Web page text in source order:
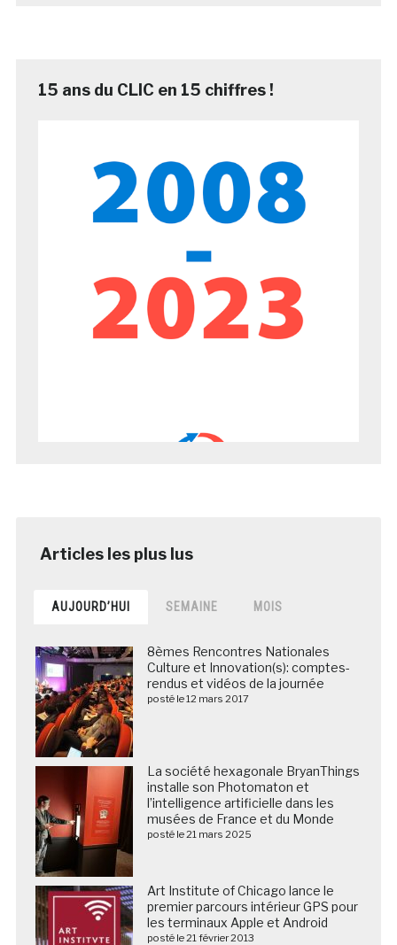
15 ans du CLIC en 15 chiffres !
AUJOURD’HUI SEMAINE MOIS
8èmes Rencontres Nationales
Culture et Innovation(s): comptes-
rendus et vidéos de la journée
posté le 12 mars 2017
La société hexagonale BryanThings
installe son Photomaton et
l’intelligence artificielle dans les
musées de France et du Monde
posté le 21 mars 2025
Art Institute of Chicago lance le
premier parcours intérieur GPS pour
les terminaux Apple et Android
posté le 21 février 2013